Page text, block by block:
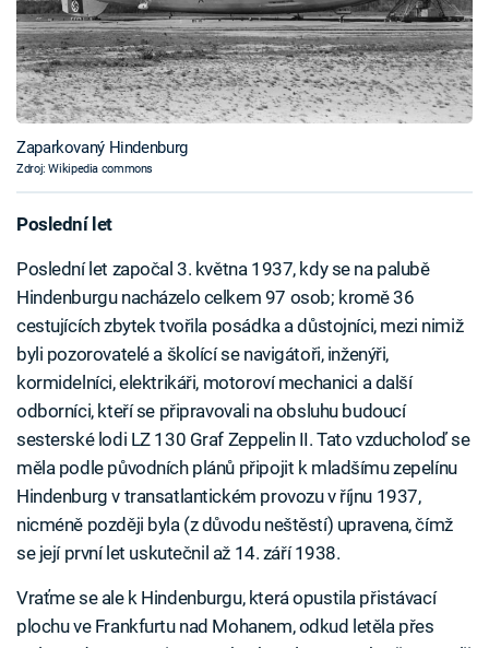
Zaparkovaný Hindenburg
Zdroj: Wikipedia commons
Poslední let
Poslední let započal 3. května 1937, kdy se na palubě
Hindenburgu nacházelo celkem 97 osob; kromě 36
cestujících zbytek tvořila posádka a důstojníci, mezi nimiž
byli pozorovatelé a školící se navigátoři, inženýři,
kormidelníci, elektrikáři, motoroví mechanici a další
odborníci, kteří se připravovali na obsluhu budoucí
sesterské lodi LZ 130 Graf Zeppelin II. Tato vzducholoď se
měla podle původních plánů připojit k mladšímu zepelínu
Hindenburg v transatlantickém provozu v říjnu 1937,
nicméně později byla (z důvodu neštěstí) upravena, čímž
se její první let uskutečnil až 14. září 1938.
Vraťme se ale k Hindenburgu, která opustila přistávací
plochu ve Frankfurtu nad Mohanem, odkud letěla přes